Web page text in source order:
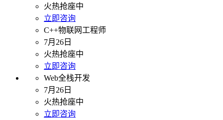
火热抢座中
立即咨询
C++物联网工程师
7月26日
火热抢座中
立即咨询
Web全栈开发
7月26日
火热抢座中
立即咨询